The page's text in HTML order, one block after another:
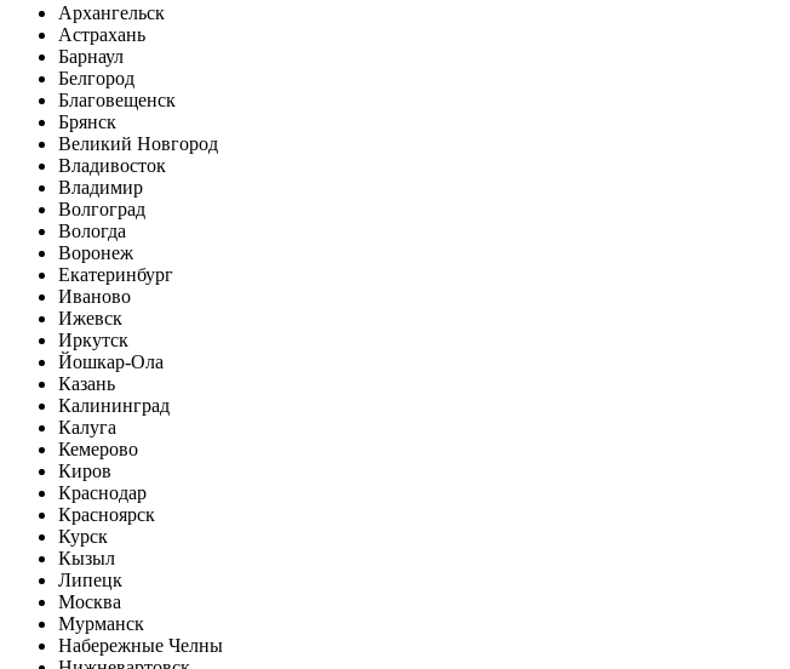
Архангельск
Астрахань
Барнаул
Белгород
Благовещенск
Брянск
Великий Новгород
Владивосток
Владимир
Волгоград
Вологда
Воронеж
Екатеринбург
Иваново
Ижевск
Иркутск
Йошкар-Ола
Казань
Калининград
Калуга
Кемерово
Киров
Краснодар
Красноярск
Курск
Кызыл
Липецк
Москва
Мурманск
Набережные Челны